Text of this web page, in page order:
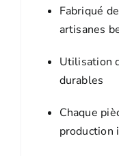
Fabriqué
artisanes
Utilisation
durables
Chaque
production